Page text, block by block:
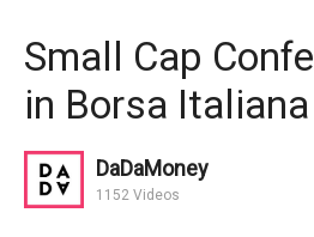
Small Cap
in Borsa Italiana
DaDaMoney
1152 Videos